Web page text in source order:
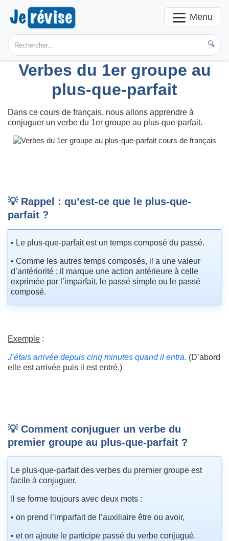
Menu
🔍
Verbes du 1er groupe au
plus-que-parfait
Dans ce cours de français, nous allons apprendre à
conjuguer un verbe du 1er groupe au plus-que-parfait.
💡 Rappel : qu’est-ce que le plus-que-
parfait ?
• Le plus-que-parfait est un temps composé du passé.
• Comme les autres temps composés, il a une valeur
d’antériorité ; il marque une action antérieure à celle
exprimée par l’imparfait, le passé simple ou le passé
composé.
Exemple :
J’étais arrivée depuis cinq minutes quand il entra. (D’abord
elle est arrivée puis il est entré.)
💡 Comment conjuguer un verbe du
premier groupe au plus-que-parfait ?
Le plus-que-parfait des verbes du premier groupe est
facile à conjuguer.
Il se forme toujours avec deux mots :
• on prend l’imparfait de l’auxiliaire être ou avoir,
• et on ajoute le participe passé du verbe conjugué.